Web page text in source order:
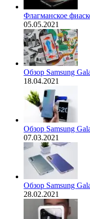
Флагманское
05.05.2021
Обзор Samsung
18.04.2021
Обзор Samsung
07.03.2021
Обзор Samsung
28.02.2021